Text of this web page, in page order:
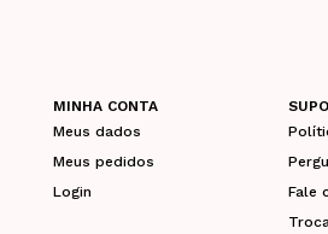
MINHA CONTA
Meus dados
Meus pedidos
Login
Fale